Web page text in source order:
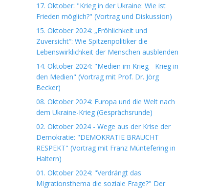
17. Oktober: "Krieg in der Ukraine: Wie ist
Frieden möglich?" (Vortrag und Diskussion)
15. Oktober 2024: „Fröhlichkeit und
Zuversicht“: Wie Spitzenpolitiker die
Lebenswirklichkeit der Menschen ausblenden
14. Oktober 2024: "Medien im Krieg - Krieg in
den Medien" (Vortrag mit Prof. Dr. Jörg
Becker)
08. Oktober 2024: Europa und die Welt nach
dem Ukraine-Krieg (Gesprächsrunde)
02. Oktober 2024 - Wege aus der Krise der
Demokratie: "DEMOKRATIE BRAUCHT
RESPEKT" (Vortrag mit Franz Müntefering in
Haltern)
01. Oktober 2024: "Verdrängt das
Migrationsthema die soziale Frage?" Der